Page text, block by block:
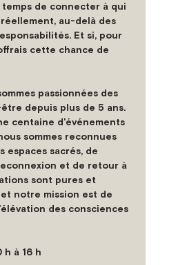
de connecter à qui
réellement, au-delà des
Et si, pour
cette chance de
passionnées des
depuis plus de 5 ans.
centaine d'événements
sommes reconnues
espaces sacrés, de
et de retour à
sont pures et
notre mission est de
des consciences
h à 16 h